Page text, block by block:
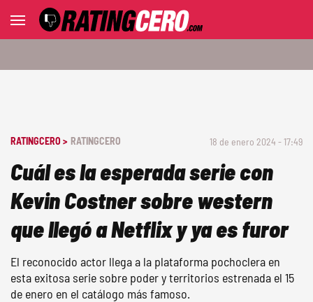
RATINGCERO > RATINGCERO 18 de enero 2024 - 17:49
Cuál es la esperada serie con
Kevin Costner sobre western
que llegó a Netflix y ya es furor
El reconocido actor llega a la plataforma pochoclera en
esta exitosa serie sobre poder y territorios estrenada el 15
de enero en el catálogo más famoso.